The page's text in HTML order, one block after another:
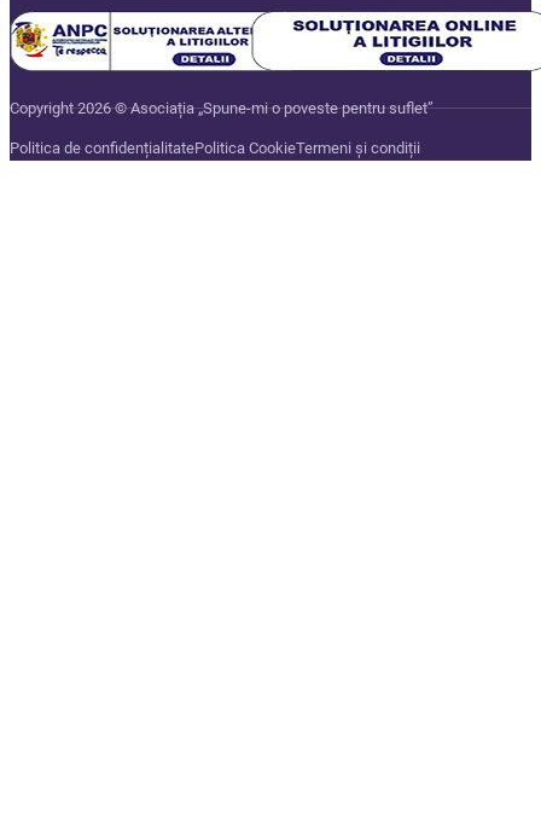
Copyright 2026 © Asociația „Spune-mi o poveste pentru suflet”
Politica de confidențialitatePolitica CookieTermeni și condiții